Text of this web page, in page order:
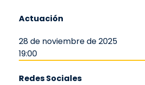
Actuación
28 de noviembre de 2025
19:00
Redes Sociales